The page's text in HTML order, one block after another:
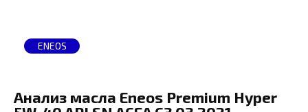
ENEOS
Анализ масла Eneos Premium Hyper